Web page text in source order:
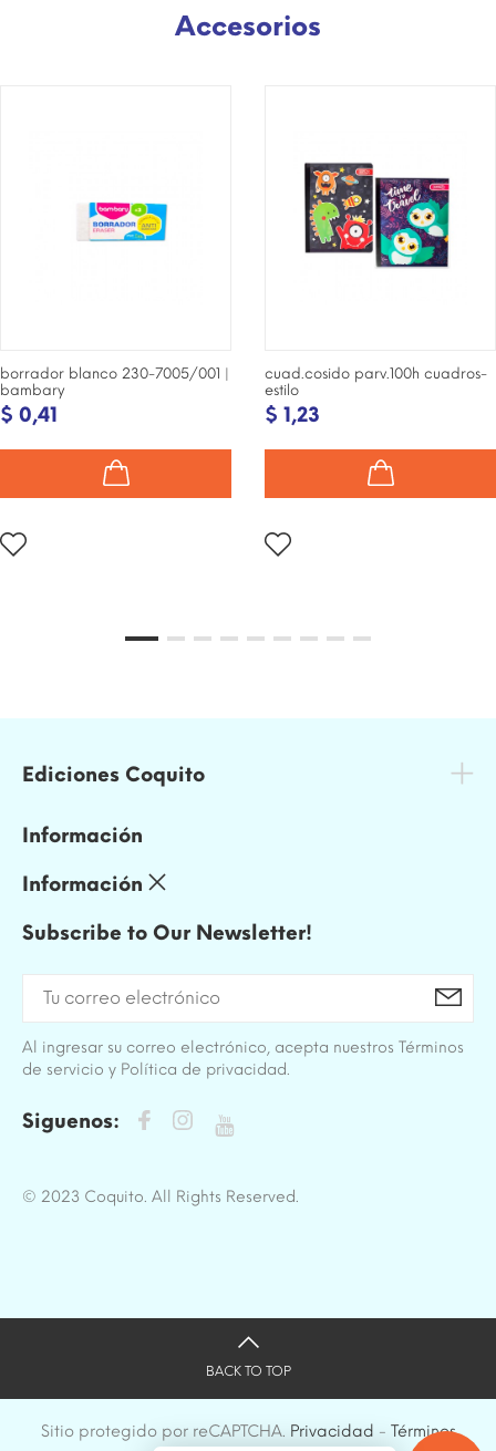
Accesorios
borrador blanco 230-7005/001 |
bambary
$ 0,41
cuad.cosido parv.100h cuadros-
estilo
$ 1,23
Ediciones Coquito
Información
Información
Subscribe to Our Newsletter!
Al ingresar su correo electrónico, acepta nuestros Términos
de servicio y Política de privacidad.
Siguenos:
© 2023 Coquito. All Rights Reserved.
BACK TO TOP
Sitio protegido por reCAPTCHA. Privacidad - Términos